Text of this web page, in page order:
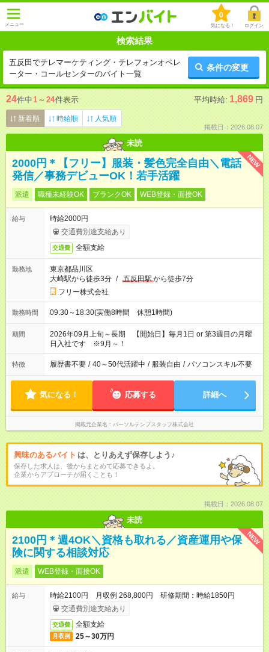
メニュー
0
気になる！ ログイン
検索結果
五反田でテレマーケティング・テレフォンオペレ
ーター・コールセンターのバイト一覧
条件の変更
24件中1 ～ 24件表示 平均時給: 1,869 円
新着順 時給順 人気順
掲載日：2026.08.07
未読
NEW
2000円＊【フリー】服装・髪色完全自由＼電話
発信／事務デビューOK！若手活躍
派遣 職種未経験OK ブランクOK WEB登録・面接OK
給与
時給2000円
交通費別途支給あり
交通費 全額支給
勤務地
東京都品川区
大崎駅から徒歩3分 / 五反田駅から徒歩7分
フリー株式会社
勤務時間 09:30～18:30(実働8時間 休憩1時間)
期間
2026年09月上旬～長期 【開始日】毎月1日 or 第3週目の月曜
日入社です ※9月～！
特徴 履歴書不要 / 40～50代活躍中 / 服装自由 / パソコンスキル不要
気になる！ 応募する 詳細へ
掲載元企業名 パーソルテンプスタッフ株式会社
興味のあるバイト は、とりあえず保存しよう♪
保存した求人は、後からまとめて応募できるよ。
企業からアプローチが届くことも！
掲載日：2026.08.07
未読
NEW
2100円＊週4OK＼資格も取れる／資産運用や保
険に関する相談対応
派遣 WEB登録・面接OK
給与
時給2100円 月収例 268,800円 研修期間：時給1850円
交通費別途支給あり
交通費 全額支給
月収例 25～30万円